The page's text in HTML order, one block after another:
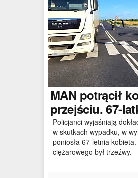
MAN potrącił
przejściu. 67-
Policjanci wyjaśniają
w skutkach wypadku, w
poniosła 67-letnia
ciężarowego był trzeźwy.